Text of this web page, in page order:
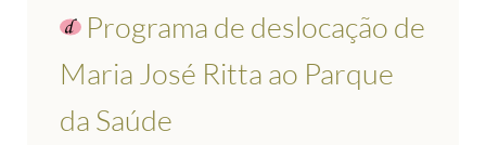
Programa de deslocação de
Maria José Ritta ao Parque
da Saúde